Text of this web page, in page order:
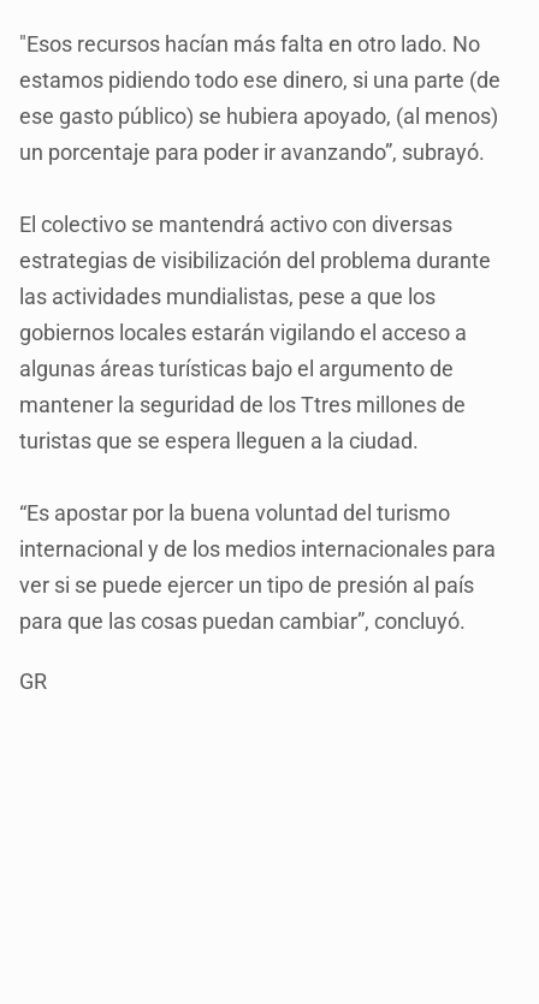
"Esos recursos hacían más falta en otro lado. No
estamos pidiendo todo ese dinero, si una parte (de
ese gasto público) se hubiera apoyado, (al menos)
un porcentaje para poder ir avanzando”, subrayó.
El colectivo se mantendrá activo con diversas
estrategias de visibilización del problema durante
las actividades mundialistas, pese a que los
gobiernos locales estarán vigilando el acceso a
algunas áreas turísticas bajo el argumento de
mantener la seguridad de los Ttres millones de
turistas que se espera lleguen a la ciudad.
“Es apostar por la buena voluntad del turismo
internacional y de los medios internacionales para
ver si se puede ejercer un tipo de presión al país
para que las cosas puedan cambiar”, concluyó.
GR